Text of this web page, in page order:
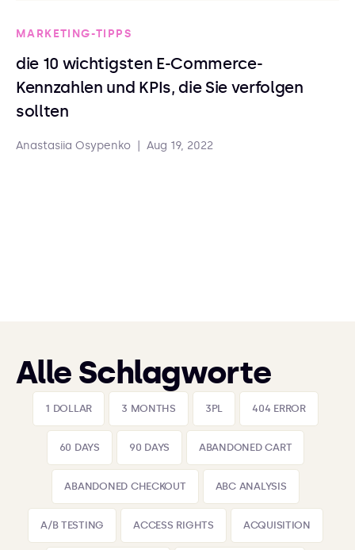
MARKETING-TIPPS
die 10 wichtigsten E-Commerce-
Kennzahlen und KPIs, die Sie verfolgen
sollten
Anastasiia Osypenko Aug 19, 2022
Alle Schlagworte
1 DOLLAR 3 MONTHS 3PL 404 ERROR
60 DAYS 90 DAYS ABANDONED CART
ABANDONED CHECKOUT ABC ANALYSIS
A/B TESTING ACCESS RIGHTS ACQUISITION